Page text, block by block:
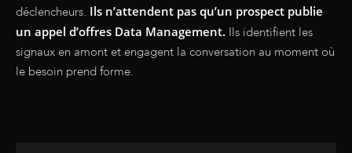
déclencheurs. Ils n’attendent pas qu’un prospect publie
un appel d’offres Data Management. Ils identifient les
signaux en amont et engagent la conversation au moment où
le besoin prend forme.